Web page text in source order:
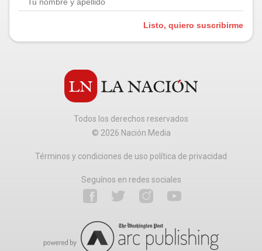
Listo, quiero suscribirme
Todos los derechos reservados
© 2026 Nación Media
Términos y condiciones de uso política de privacidad
Seguínos en redes sociales